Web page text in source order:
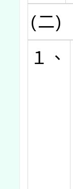
(二)
１、